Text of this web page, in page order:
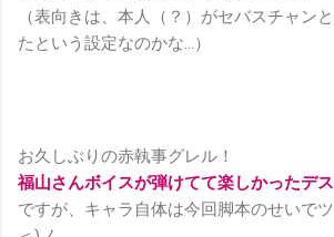
（表向きは、本人（？）がセバスチャン
たという設定なのかな…）
お久しぶりの赤執事グレル！
福山さんボイスが弾けてて楽しかったデ
ですが、キャラ自体は今回脚本のせいで